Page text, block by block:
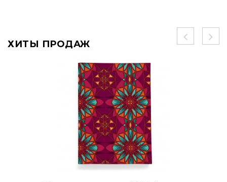
ХИТЫ ПРОДАЖ